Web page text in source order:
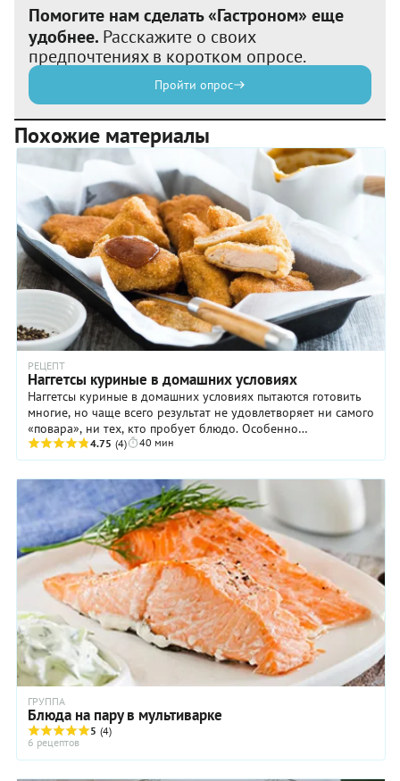
Помогите нам сделать «Гастроном» еще
удобнее. Расскажите о своих
предпочтениях в коротком опросе.
Пройти опрос
Похожие материалы
РЕЦЕПТ
Наггетсы куриные в домашних условиях
Наггетсы куриные в домашних условиях пытаются готовить
многие, но чаще всего результат не удовлетворяет ни самого
«повара», ни тех, кто пробует блюдо. Особенно
недовольными остаются дети, которые ...
4.75 (4) 40 мин
ГРУППА
Блюда на пару в мультиварке
5 (4)
6 рецептов